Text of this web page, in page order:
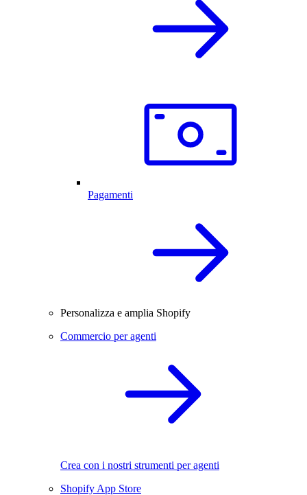
Pagamenti
Personalizza e amplia Shopify
Commercio per agenti
Crea con i nostri strumenti per agenti
Shopify App Store